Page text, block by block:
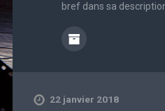
bref dans sa
22 janvier 2018